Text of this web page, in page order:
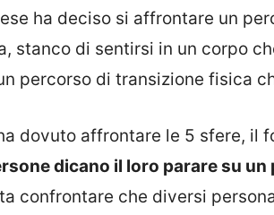
ha deciso si affrontare un
stanco di sentirsi in un corpo
percorso di transizione fisica
dovuto affrontare le 5 sfere, il
dicano il loro parare su
confrontare che diversi